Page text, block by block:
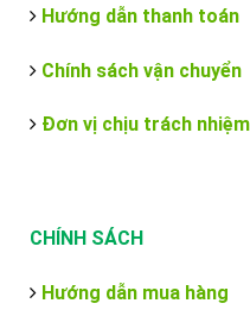
Hướng dẫn thanh toán
Chính sách vận chuyển
Đơn vị chịu trách
CHÍNH SÁCH
Hướng dẫn mua hàng